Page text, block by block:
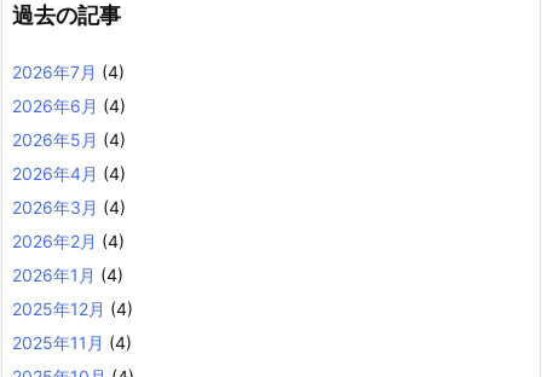
過去の記事
2026年7月 (4)
2026年6月 (4)
2026年5月 (4)
2026年4月 (4)
2026年3月 (4)
2026年2月 (4)
2026年1月 (4)
2025年12月 (4)
2025年11月 (4)